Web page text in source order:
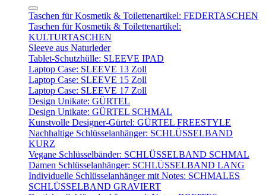
Taschen für Kosmetik & Toilettenartikel: FEDERTASCHEN
Taschen für Kosmetik & Toilettenartikel:
KULTURTASCHEN
Sleeve aus Naturleder
Tablet-Schutzhülle: SLEEVE IPAD
Laptop Case: SLEEVE 13 Zoll
Laptop Case: SLEEVE 15 Zoll
Laptop Case: SLEEVE 17 Zoll
Design Unikate: GÜRTEL
Design Unikate: GÜRTEL SCHMAL
Kunstvolle Designer-Gürtel: GÜRTEL FREESTYLE
Nachhaltige Schlüsselanhänger: SCHLÜSSELBAND
KURZ
Vegane Schlüsselbänder: SCHLÜSSELBAND SCHMAL
Damen Schlüsselanhänger: SCHLÜSSELBAND LANG
Individuelle Schlüsselanhänger mit Notes: SCHMALES
SCHLÜSSELBAND GRAVIERT